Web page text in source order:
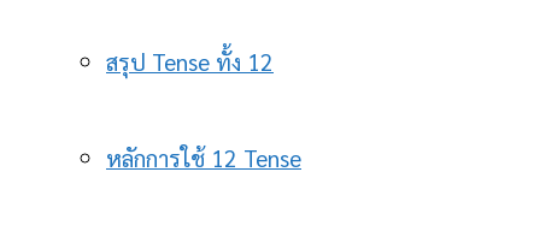
สรุป Tense ทั้ง 12
หลักการใช้ 12 Tense